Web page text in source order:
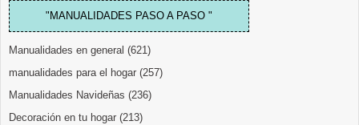
"MANUALIDADES PASO A PASO "
Manualidades en general (621)
manualidades para el hogar (257)
Manualidades Navideñas (236)
Decoración en tu hogar (213)